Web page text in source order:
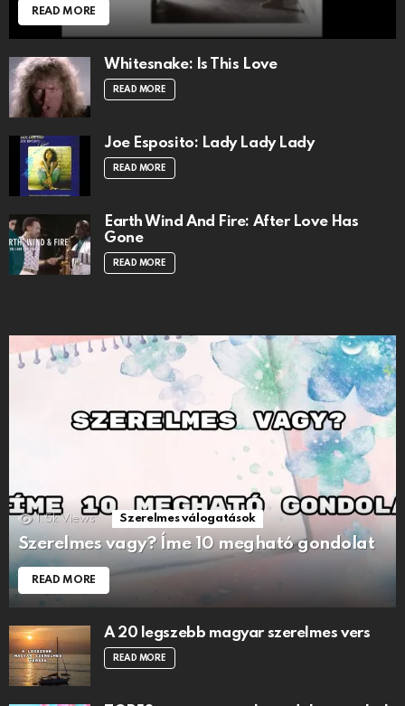
READ MORE
Whitesnake: Is This Love
READ MORE
Joe Esposito: Lady Lady Lady
READ MORE
Earth Wind And Fire: After Love Has
Gone
READ MORE
1.5k Views Szerelmes válogatások
Szerelmes vagy? Íme 10 megható gondolat
READ MORE
A 20 legszebb magyar szerelmes vers
READ MORE